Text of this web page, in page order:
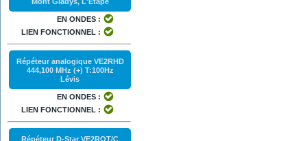
EN ONDES :
LIEN FONCTIONNEL :
Répéteur analogique VE2RHD
444,100 MHz (+) T:100Hz
Lévis
EN ONDES :
LIEN FONCTIONNEL :
Répéteur D-Star VE2RQT/C